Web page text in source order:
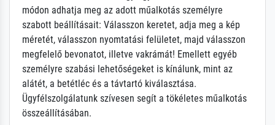
módon adhatja meg az adott műalkotás személyre
szabott beállításait: Válasszon keretet, adja meg a kép
méretét, válasszon nyomtatási felületet, majd válasszon
megfelelő bevonatot, illetve vakrámát! Emellett egyéb
személyre szabási lehetőségeket is kínálunk, mint az
alátét, a betétléc és a távtartó kiválasztása.
Ügyfélszolgálatunk szívesen segít a tökéletes műalkotás
összeállításában.